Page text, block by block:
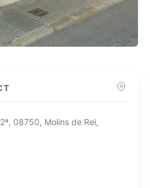
08750, Molins de Rei,